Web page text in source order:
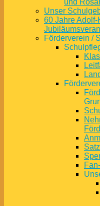
und
Unser
60 Jahre
Förderverein /